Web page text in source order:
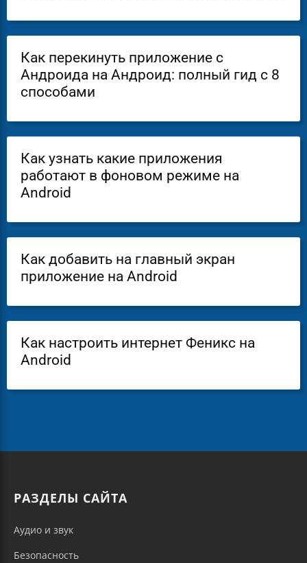
Как перекинуть приложение с
Андроида на Андроид: полный гид с 8
способами
Как узнать какие приложения
работают в фоновом режиме на
Android
Как добавить на главный экран
приложение на Android
Как настроить интернет Феникс на
Android
РАЗДЕЛЫ САЙТА
Аудио и звук
Безопасность